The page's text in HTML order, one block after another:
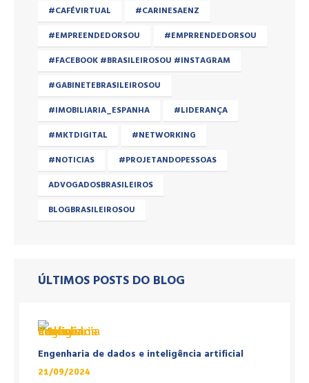
#CAFÉVIRTUAL
#CARINESAENZ
#EMPREENDEDORSOU
#EMPRRENDEDORSOU
#FACEBOOK #BRASILEIROSOU #INSTAGRAM
#GABINETEBRASILEIROSOU
#IMOBILIARIA_ESPANHA
#LIDERANÇA
#MKTDIGITAL
#NETWORKING
#NOTICIAS
#PROJETANDOPESSOAS
ADVOGADOSBRASILEIROS
BLOGBRASILEIROSOU
ÚLTIMOS POSTS DO BLOG
Engenharia de dados e inteligência artificial
21/09/2024